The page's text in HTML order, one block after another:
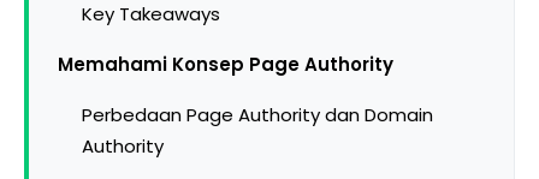
Key Takeaways
Memahami Konsep Page Authority
Perbedaan Page Authority dan Domain
Authority